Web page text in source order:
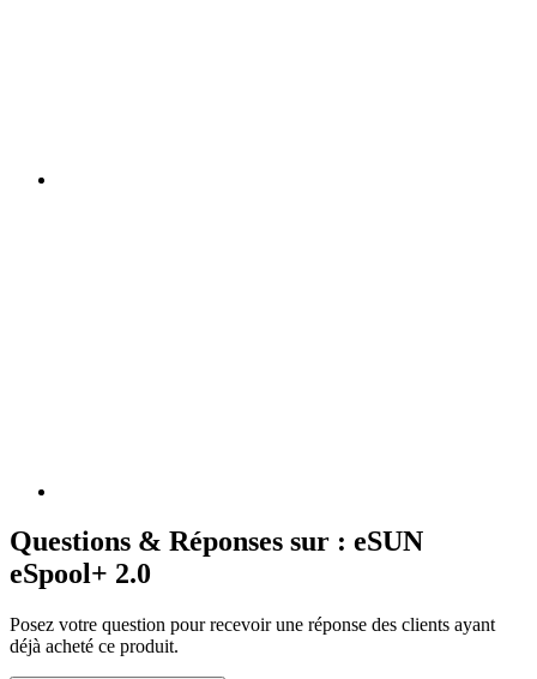
Questions & Réponses sur : eSUN
eSpool+ 2.0
Posez votre question pour recevoir une réponse des clients ayant
déjà acheté ce produit.